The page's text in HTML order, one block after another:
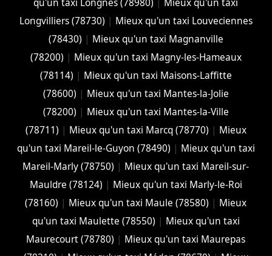
qu'un taxi Longnes (78980) | Mieux qu'un taxi
Longvilliers (78730) | Mieux qu'un taxi Louveciennes
(78430) | Mieux qu'un taxi Magnanville
(78200) | Mieux qu'un taxi Magny-les-Hameaux
(78114) | Mieux qu'un taxi Maisons-Laffitte
(78600) | Mieux qu'un taxi Mantes-la-Jolie
(78200) | Mieux qu'un taxi Mantes-la-Ville
(78711) | Mieux qu'un taxi Marcq (78770) | Mieux
qu'un taxi Mareil-le-Guyon (78490) | Mieux qu'un taxi
Mareil-Marly (78750) | Mieux qu'un taxi Mareil-sur-
Mauldre (78124) | Mieux qu'un taxi Marly-le-Roi
(78160) | Mieux qu'un taxi Maule (78580) | Mieux
qu'un taxi Maulette (78550) | Mieux qu'un taxi
Maurecourt (78780) | Mieux qu'un taxi Maurepas